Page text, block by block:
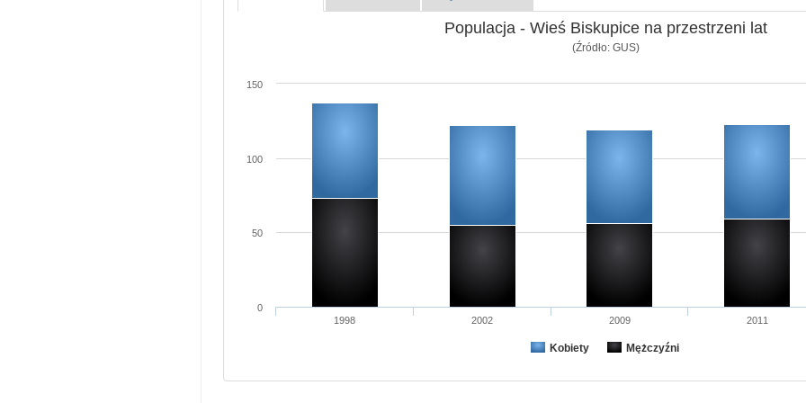
Populacja - Wieś Biskupice na przestrzeni lat
(Źródło: GUS)
Kobiety Mężczyźni
1998 2002 2009 2011
0
50
100
150